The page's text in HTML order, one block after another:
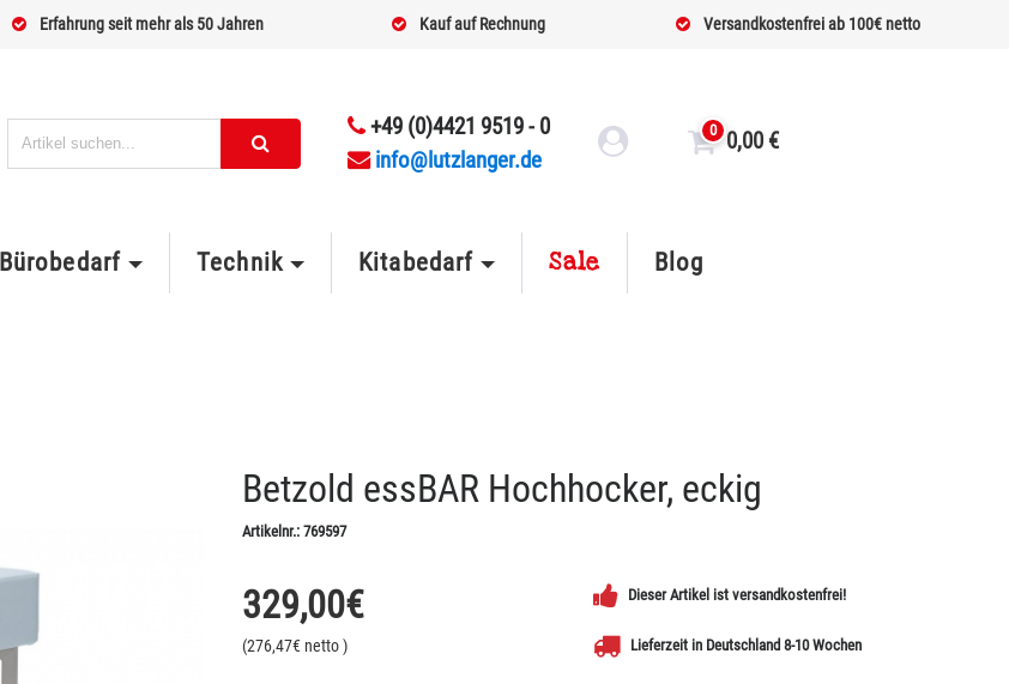
Erfahrung seit mehr als 50 Jahren Kauf auf Rechnung Versandkostenfrei ab 100€ netto
+49 (0)4421 9519 - 0
info@lutzlanger.de
0 0,00 €
Bürobedarf Technik Kitabedarf Sale Blog
Betzold essBAR Hochhocker, eckig
Artikelnr.: 769597
329,00€
(276,47€ netto)
Dieser Artikel ist versandkostenfrei!
Lieferzeit in Deutschland 8-10 Wochen